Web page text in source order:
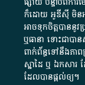
ក៏​ដោយ​ អូ​ឌី​ស៊ី​ មិន​អ
អាច​ទុកចិត្ត​បាននូ
ឬ​ធានា​ ទោះជា​បា
ពាក់ព័ន្ធ​ទៅ​នឹង​ភ
ស្នាដៃ​ ឬ​ ឯកសា
ដែល​បាន​ផ្តល់​ឲ្យ​។